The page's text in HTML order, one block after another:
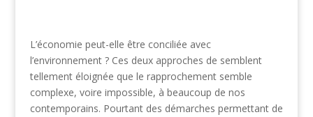
L’économie peut-elle être conciliée avec
l’environnement ? Ces deux approches de semblent
tellement éloignée que le rapprochement semble
complexe, voire impossible, à beaucoup de nos
contemporains. Pourtant des démarches permettant de